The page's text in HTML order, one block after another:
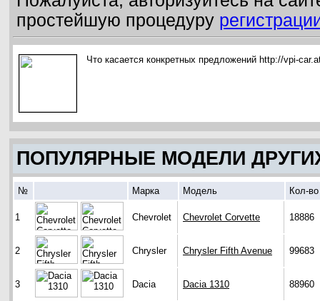
простейшую процедуру
Что касается конкретных предложений http://vpi-
ПОПУЛЯРНЫЕ МОДЕЛИ
№ Марка Модель Кол-
1 Chevrolet Chevrolet Corvette 18886
2 Chrysler Chrysler Fifth Avenue 99683
3 Dacia Dacia 1310 88960